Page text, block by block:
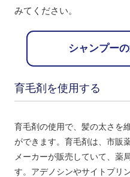
みてください。
シャンプー
育毛剤を使用する
育毛剤の使用で、髪の太さを
ができます。育毛剤は、市販
メーカーが販売していて、薬
す。アデノシンやサイトプリ